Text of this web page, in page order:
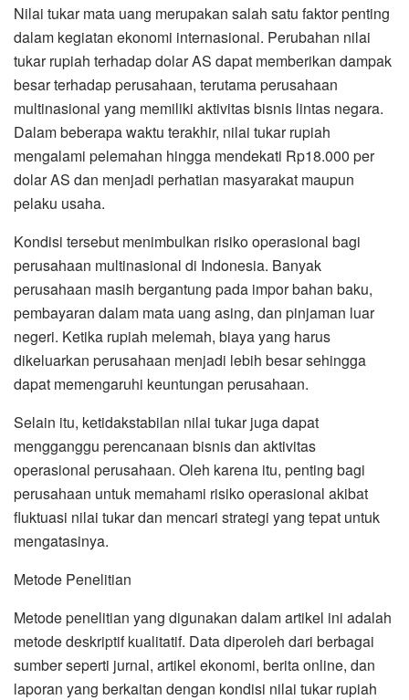
Nilai tukar mata uang merupakan salah satu faktor penting
dalam kegiatan ekonomi internasional. Perubahan nilai
tukar rupiah terhadap dolar AS dapat memberikan dampak
besar terhadap perusahaan, terutama perusahaan
multinasional yang memiliki aktivitas bisnis lintas negara.
Dalam beberapa waktu terakhir, nilai tukar rupiah
mengalami pelemahan hingga mendekati Rp18.000 per
dolar AS dan menjadi perhatian masyarakat maupun
pelaku usaha.
Kondisi tersebut menimbulkan risiko operasional bagi
perusahaan multinasional di Indonesia. Banyak
perusahaan masih bergantung pada impor bahan baku,
pembayaran dalam mata uang asing, dan pinjaman luar
negeri. Ketika rupiah melemah, biaya yang harus
dikeluarkan perusahaan menjadi lebih besar sehingga
dapat memengaruhi keuntungan perusahaan.
Selain itu, ketidakstabilan nilai tukar juga dapat
mengganggu perencanaan bisnis dan aktivitas
operasional perusahaan. Oleh karena itu, penting bagi
perusahaan untuk memahami risiko operasional akibat
fluktuasi nilai tukar dan mencari strategi yang tepat untuk
mengatasinya.
Metode Penelitian
Metode penelitian yang digunakan dalam artikel ini adalah
metode deskriptif kualitatif. Data diperoleh dari berbagai
sumber seperti jurnal, artikel ekonomi, berita online, dan
laporan yang berkaitan dengan kondisi nilai tukar rupiah